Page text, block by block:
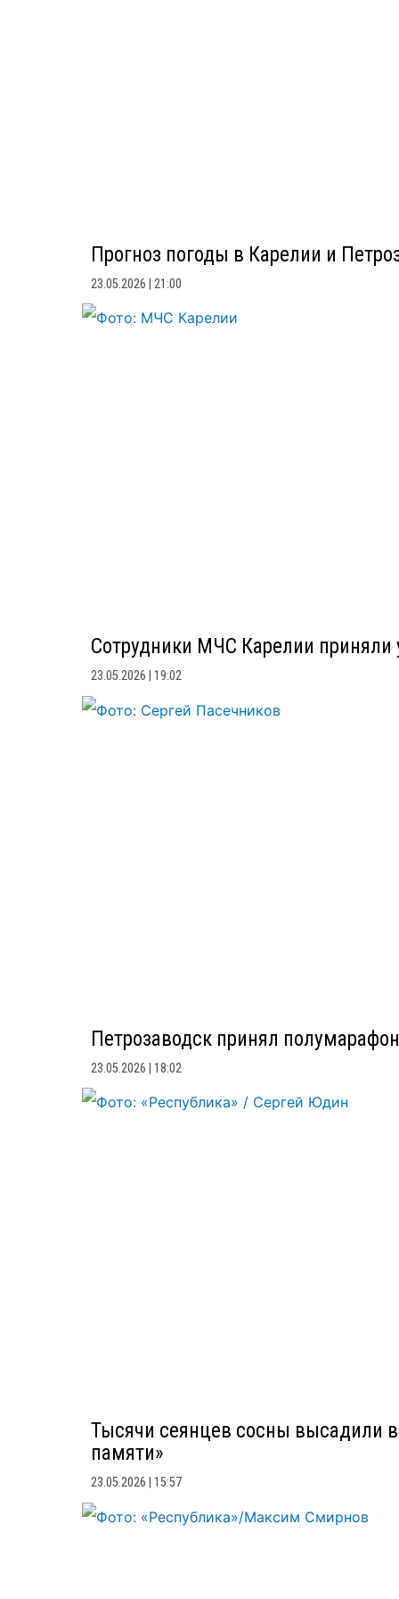
Прогноз погоды в Карелии и
23.05.2026 21:00
Сотрудники МЧС Карелии приняли
23.05.2026 19:02
Петрозаводск принял
23.05.2026 18:02
Тысячи сеянцев сосны высадили
памяти»
23.05.2026 15:57